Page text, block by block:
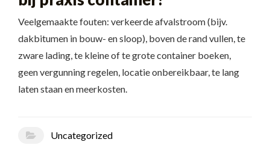
Veelgemaakte fouten: verkeerde afvalstroom (bijv.
dakbitumen in bouw- en sloop), boven de rand vullen, te
zware lading, te kleine of te grote container boeken,
geen vergunning regelen, locatie onbereikbaar, te lang
laten staan en meerkosten.
Uncategorized